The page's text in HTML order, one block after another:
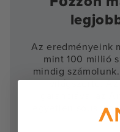
Az eredményeink
mint 100 millió
mindig
világszerte.
egyetlen sous